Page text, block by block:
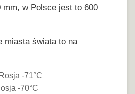
mm, w Polsce jest to 600
miasta świata to na
-71°C
-70°C